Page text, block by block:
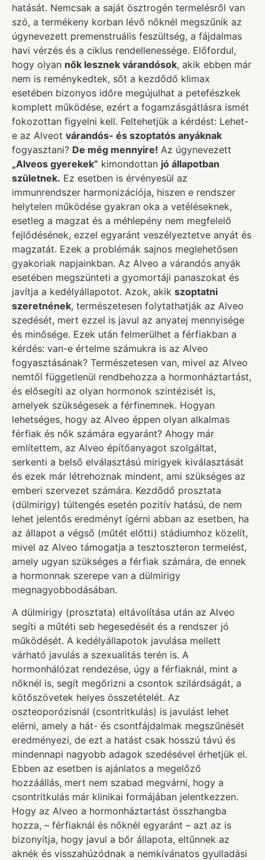
hatását. Nemcsak a saját ösztrogén termelésről van
szó, a termékeny korban lévő nőknél megszűnik az
úgynevezett premenstruális feszültség, a fájdalmas
havi vérzés és a ciklus rendellenessége. Előfordul,
hogy olyan nők lesznek várandósok, akik ebben már
nem is reménykedtek, sőt a kezdődő klimax
esetében bizonyos időre megújulhat a petefészkek
komplett működése, ezért a fogamzásgátlásra ismét
fokozottan figyelni kell. Feltehetjük a kérdést: Lehet-
e az Alveot várandós- és szoptatós anyáknak
fogyasztani? De még mennyire! Az úgynevezett
„Alveos gyerekek” kimondottan jó állapotban
születnek. Ez esetben is érvényesül az
immunrendszer harmonizációja, hiszen e rendszer
helytelen működése gyakran oka a vetéléseknek,
esetleg a magzat és a méhlepény nem megfelelő
fejlődésének, ezzel egyaránt veszélyeztetve anyát és
magzatát. Ezek a problémák sajnos meglehetősen
gyakoriak napjainkban. Az Alveo a várandós anyák
esetében megszünteti a gyomortáji panaszokat és
javítja a kedélyállapotot. Azok, akik szoptatni
szeretnének, természetesen folytathatják az Alveo
szedését, mert ezzel is javul az anyatej mennyisége
és minősége. Ezek után felmerülhet a férfiakban a
kérdés: van-e értelme számukra is az Alveo
fogyasztásának? Természetesen van, mivel az Alveo
nemtől függetlenül rendbehozza a hormonháztartást,
és elősegíti az olyan hormonok szintézisét is,
amelyek szükségesek a férfinemnek. Hogyan
lehetséges, hogy az Alveo éppen olyan alkalmas
férfiak és nők számára egyaránt? Ahogy már
említettem, az Alveo építőanyagot szolgáltat,
serkenti a belső elválasztású mirigyek kiválasztását
és ezek már létrehoznak mindent, ami szükséges az
emberi szervezet számára. Kezdődő prosztata
(dülmirigy) túltengés esetén pozitív hatású, de nem
lehet jelentős eredményt ígérni abban az esetben, ha
az állapot a végső (műtét előtti) stádiumhoz közelít,
mivel az Alveo támogatja a tesztoszteron termelést,
amely ugyan szükséges a férfiak számára, de ennek
a hormonnak szerepe van a dülmirigy
megnagyobbodásában.
A dülmirigy (prosztata) eltávolítása után az Alveo
segíti a műtéti seb hegesedését és a rendszer jó
működését. A kedélyállapotok javulása mellett
várható javulás a szexualitás terén is. A
hormonhálózat rendezése, úgy a férfiaknál, mint a
nőknél is, segít megőrizni a csontok szilárdságát, a
kötőszövetek helyes összetételét. Az
oszteoporózisnál (csontritkulás) is javulást lehet
elérni, amely a hát- és csontfájdalmak megszűnését
eredményezi, de ezt a hatást csak hosszú távú és
mindennapi nagyobb adagok szedésével érhetjük el.
Ebben az esetben is ajánlatos a megelőző
hozzáállás, mert nem szabad megvárni, hogy a
csontritkulás már klinikai formájában jelentkezzen.
Hogy az Alveo a hormonháztartást összhangba
hozza, – férfiaknál és nőknél egyaránt – azt az is
bizonyítja, hogy javul a bőr állapota, eltűnnek az
aknék és visszahúzódnak a nemkívánatos gyulladási